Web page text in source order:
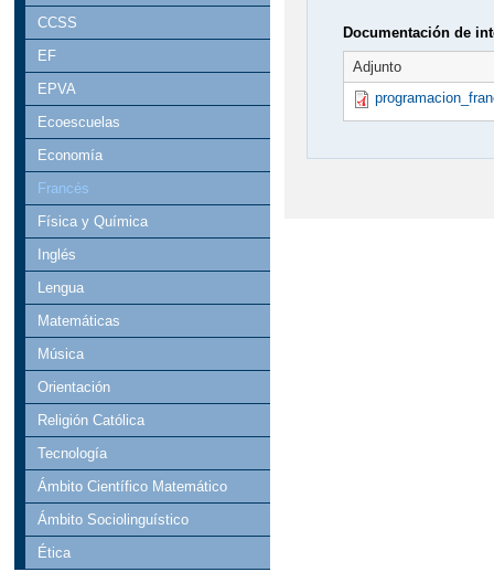
CCSS
EF
EPVA
Ecoescuelas
Economía
Francés
Física y Química
Inglés
Lengua
Matemáticas
Música
Orientación
Religión Católica
Tecnología
Ámbito Científico Matemático
Ámbito Sociolinguístico
Ética
Documentación de
Adjunto